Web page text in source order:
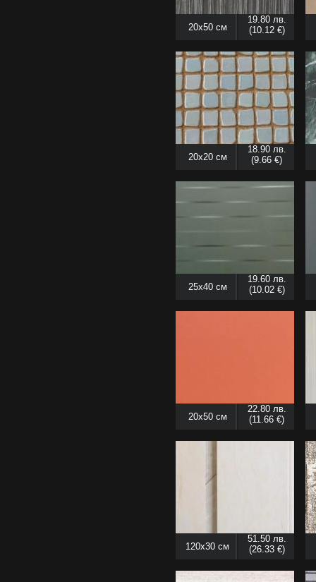
20x50 см
19.80 лв.
(10.12 €)
20x20 см
18.90 лв.
(9.66 €)
25x40 см
19.60 лв.
(10.02 €)
20x50 см
22.80 лв.
(11.66 €)
120x30 см
51.50 лв.
(26.33 €)